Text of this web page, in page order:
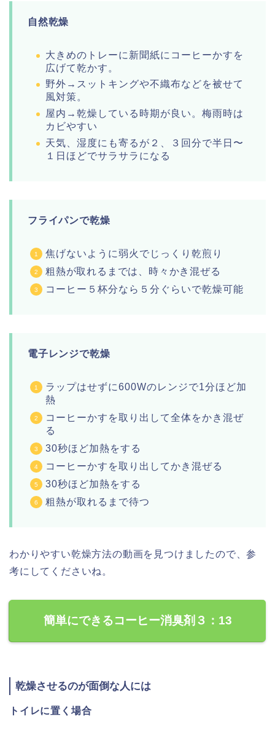
自然乾燥
大きめのトレーに新聞紙にコーヒーかすを
広げて乾かす。
野外→スットキングや不織布などを被せて
風対策。
屋内→乾燥している時期が良い。梅雨時は
カビやすい
天気、湿度にも寄るが２、３回分で半日〜
１日ほどでサラサラになる
フライパンで乾燥
焦げないように弱火でじっくり乾煎り
粗熱が取れるまでは、時々かき混ぜる
コーヒー５杯分なら５分ぐらいで乾燥可能
電子レンジで乾燥
ラップはせずに600Wのレンジで1分ほど加
熱
コーヒーかすを取り出して全体をかき混ぜ
る
30秒ほど加熱をする
コーヒーかすを取り出してかき混ぜる
30秒ほど加熱をする
粗熱が取れるまで待つ
わかりやすい乾燥方法の動画を見つけましたので、参
考にしてくださいね。
簡単にできるコーヒー消臭剤３：13
乾燥させるのが面倒な人には
トイレに置く場合